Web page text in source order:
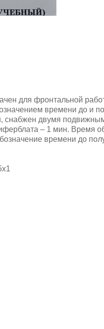
для фронтальной
времени до и
снабжен двумя
– 1 мин. Время
времени до